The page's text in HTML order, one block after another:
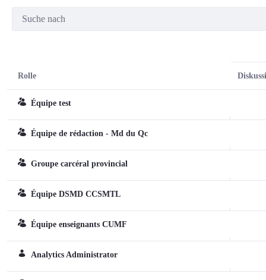
Rolle
TeamÉquipe test
TeamÉquipe de rédaction - Md du Qc
TeamGroupe carcéral provincial
TeamÉquipe DSMD CCSMTL
TeamÉquipe enseignants CUMF
Reguläre Rolle
Analytics Administrator